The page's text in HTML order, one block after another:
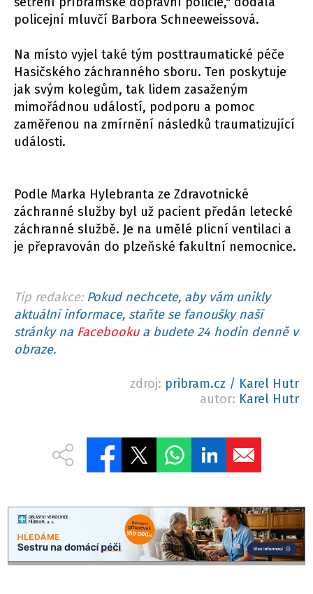
policejní mluvčí Barbora Schneeweissová.
Na místo vyjel také tým posttraumatické péče
Hasičského záchranného sboru. Ten poskytuje
jak svým kolegům, tak lidem zasaženým
mimořádnou událostí, podporu a pomoc
zaměřenou na zmírnění následků traumatizující
události.
Podle Marka Hylebranta ze Zdravotnické
záchranné služby byl už pacient předán letecké
záchranné službě. Je na umělé plicní ventilaci a
je přepravován do plzeňské fakultní nemocnice.
Tip redakce: Pokud nechcete, aby vám unikly
aktuální informace, staňte se fanoušky naší
stránky na Facebookua budete 24 hodin denně v
obraze.
zdroj: pribram.cz / Karel Hutr
autor: Karel Hutr